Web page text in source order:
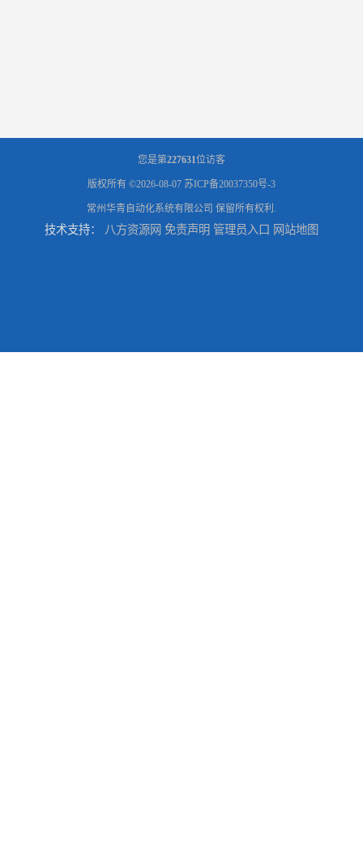
您是第227631位访客
版权所有 ©2026-08-07 苏ICP备20037350号-3
常州华青自动化系统有限公司 保留所有权利.
技术支持： 八方资源网 免责声明 管理员入口 网站地图